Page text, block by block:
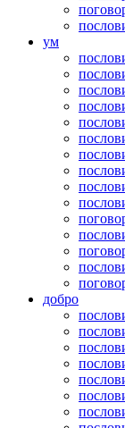
ум
добро